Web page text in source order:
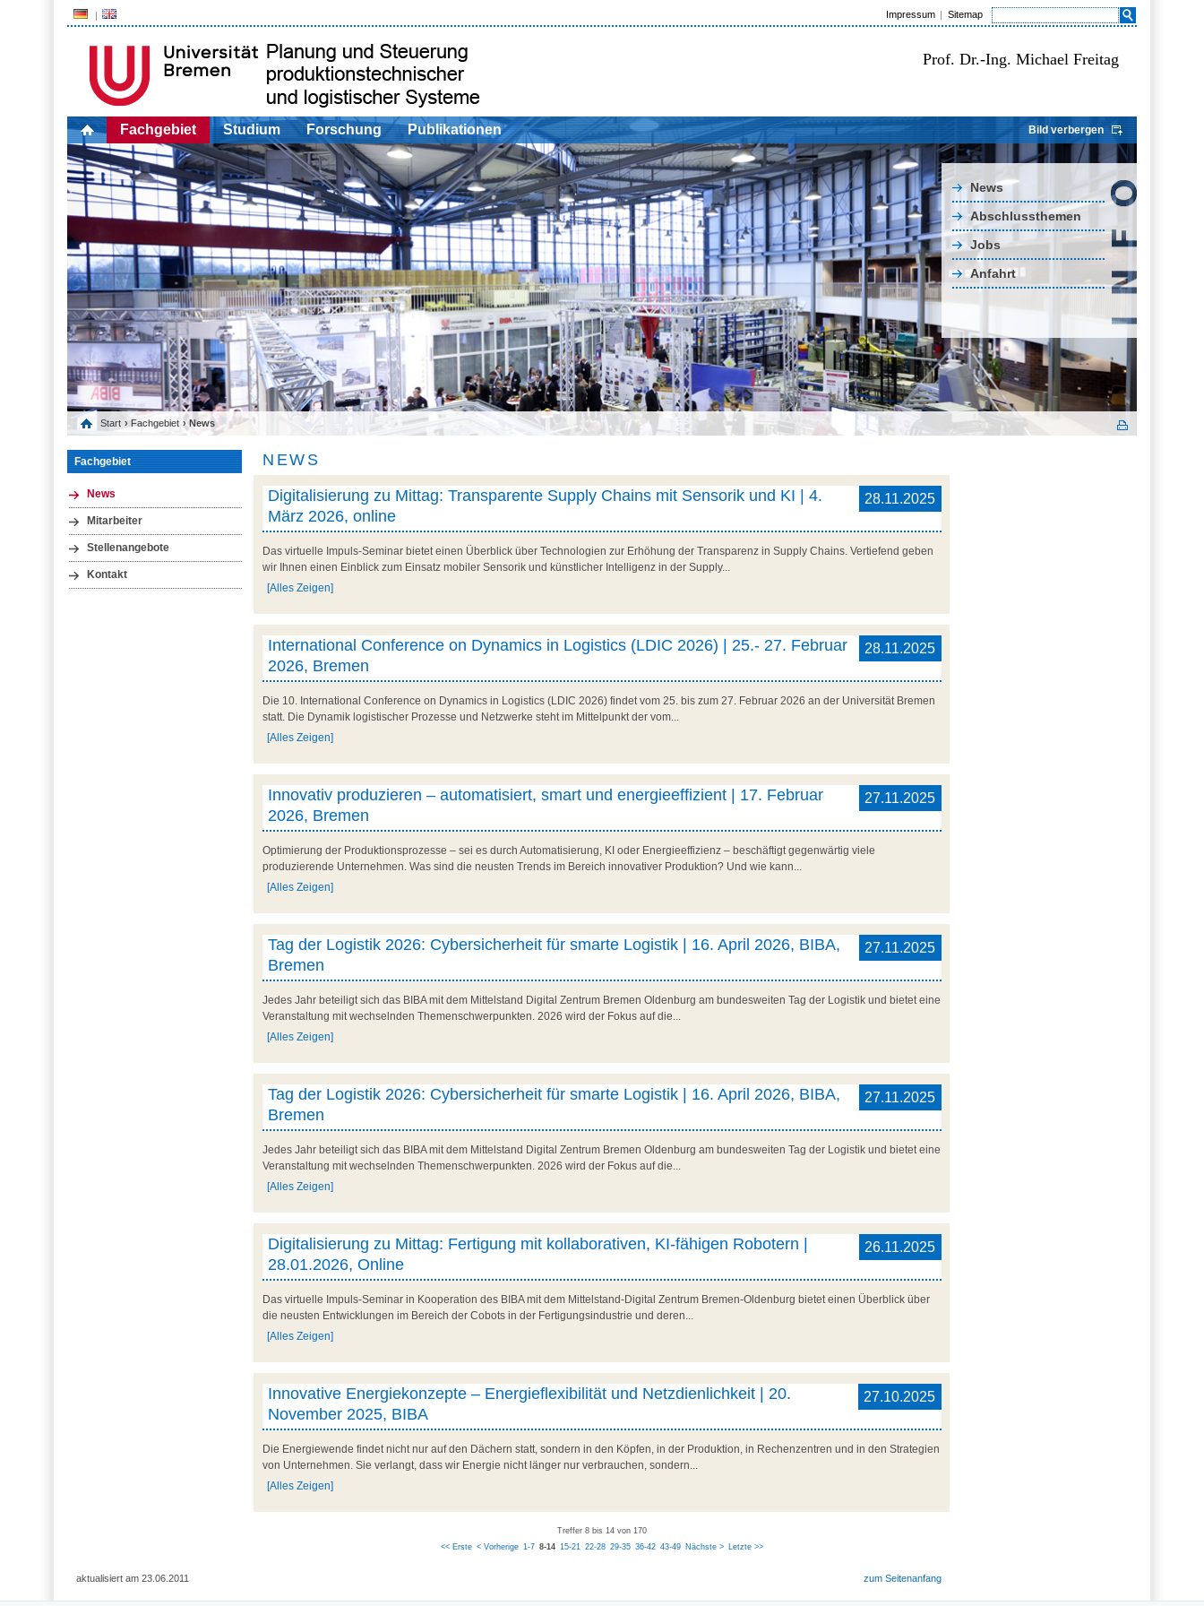
Impressum Sitemap
Prof. Dr.-Ing. Michael Freitag
Fachgebiet Studium Forschung Publikationen Bild verbergen
News
Abschlussthemen
Jobs
Anfahrt
Start › Fachgebiet › News
Fachgebiet
News
Mitarbeiter
Stellenangebote
Kontakt
NEWS
28.11.2025
Digitalisierung zu Mittag: Transparente Supply Chains mit Sensorik und KI | 4.
März 2026, online
Das virtuelle Impuls-Seminar bietet einen Überblick über Technologien zur Erhöhung der Transparenz in Supply Chains. Vertiefend geben
wir Ihnen einen Einblick zum Einsatz mobiler Sensorik und künstlicher Intelligenz in der Supply...
[Alles Zeigen]
28.11.2025
International Conference on Dynamics in Logistics (LDIC 2026) | 25.- 27. Februar
2026, Bremen
Die 10. International Conference on Dynamics in Logistics (LDIC 2026) findet vom 25. bis zum 27. Februar 2026 an der Universität Bremen
statt. Die Dynamik logistischer Prozesse und Netzwerke steht im Mittelpunkt der vom...
[Alles Zeigen]
27.11.2025
Innovativ produzieren – automatisiert, smart und energieeffizient | 17. Februar
2026, Bremen
Optimierung der Produktionsprozesse – sei es durch Automatisierung, KI oder Energieeffizienz – beschäftigt gegenwärtig viele
produzierende Unternehmen. Was sind die neusten Trends im Bereich innovativer Produktion? Und wie kann...
[Alles Zeigen]
27.11.2025
Tag der Logistik 2026: Cybersicherheit für smarte Logistik | 16. April 2026, BIBA,
Bremen
Jedes Jahr beteiligt sich das BIBA mit dem Mittelstand Digital Zentrum Bremen Oldenburg am bundesweiten Tag der Logistik und bietet eine
Veranstaltung mit wechselnden Themenschwerpunkten. 2026 wird der Fokus auf die...
[Alles Zeigen]
27.11.2025
Tag der Logistik 2026: Cybersicherheit für smarte Logistik | 16. April 2026, BIBA,
Bremen
Jedes Jahr beteiligt sich das BIBA mit dem Mittelstand Digital Zentrum Bremen Oldenburg am bundesweiten Tag der Logistik und bietet eine
Veranstaltung mit wechselnden Themenschwerpunkten. 2026 wird der Fokus auf die...
[Alles Zeigen]
26.11.2025
Digitalisierung zu Mittag: Fertigung mit kollaborativen, KI-fähigen Robotern |
28.01.2026, Online
Das virtuelle Impuls-Seminar in Kooperation des BIBA mit dem Mittelstand-Digital Zentrum Bremen-Oldenburg bietet einen Überblick über
die neusten Entwicklungen im Bereich der Cobots in der Fertigungsindustrie und deren...
[Alles Zeigen]
27.10.2025
Innovative Energiekonzepte – Energieflexibilität und Netzdienlichkeit | 20.
November 2025, BIBA
Die Energiewende findet nicht nur auf den Dächern statt, sondern in den Köpfen, in der Produktion, in Rechenzentren und in den Strategien
von Unternehmen. Sie verlangt, dass wir Energie nicht länger nur verbrauchen, sondern...
[Alles Zeigen]
Treffer 8 bis 14 von 170
<< Erste < Vorherige 1-7 8-14 15-21 22-28 29-35 36-42 43-49 Nächste > Letzte >>
aktualisiert am 23.06.2011 zum Seitenanfang